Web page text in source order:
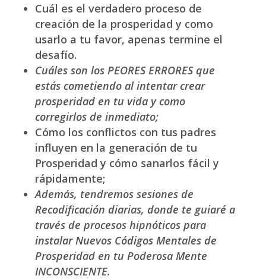
Cuál es el verdadero proceso de
creación de la prosperidad y como
usarlo a tu favor, apenas termine el
desafío.
Cuáles son los PEORES ERRORES que
estás cometiendo al intentar crear
prosperidad en tu vida y como
corregirlos de inmediato;
Cómo los conflictos con tus padres
influyen en la generación de tu
Prosperidad y cómo sanarlos fácil y
rápidamente;
Además, tendremos sesiones de
Recodificación diarias, donde te guiaré a
través de procesos hipnóticos para
instalar Nuevos Códigos Mentales de
Prosperidad en tu Poderosa Mente
INCONSCIENTE.